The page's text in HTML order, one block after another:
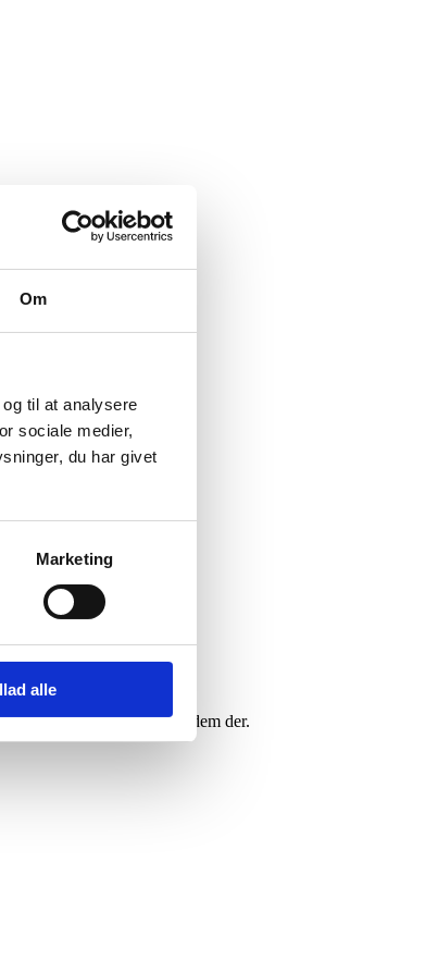
Om
til at analysere
sociale medier,
du har givet
Marketing
alle
du også gerne aflevere dem der.